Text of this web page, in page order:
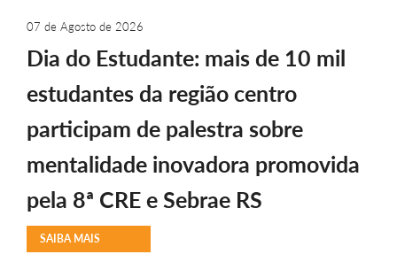
07 de Agosto de 2026
Dia do Estudante: mais de 10 mil
estudantes da região centro
participam de palestra sobre
mentalidade inovadora promovida
pela 8ª CRE e Sebrae RS
SAIBA MAIS